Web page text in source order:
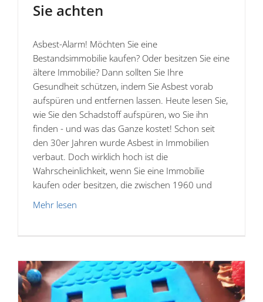
Sie achten
Asbest-Alarm! Möchten Sie eine
Bestandsimmobilie kaufen? Oder besitzen Sie eine
ältere Immobilie? Dann sollten Sie Ihre
Gesundheit schützen, indem Sie Asbest vorab
aufspüren und entfernen lassen. Heute lesen Sie,
wie Sie den Schadstoff aufspüren, wo Sie ihn
finden - und was das Ganze kostet! Schon seit
den 30er Jahren wurde Asbest in Immobilien
verbaut. Doch wirklich hoch ist die
Wahrscheinlichkeit, wenn Sie eine Immobilie
kaufen oder besitzen, die zwischen 1960 und
Mehr lesen